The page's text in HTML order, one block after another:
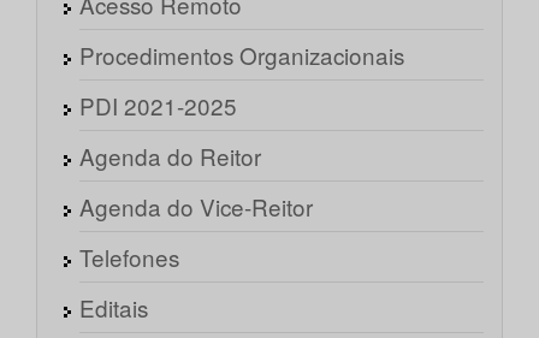
Procedimentos Organizacionais
PDI 2021-2025
Agenda do Reitor
Agenda do Vice-Reitor
Telefones
Editais